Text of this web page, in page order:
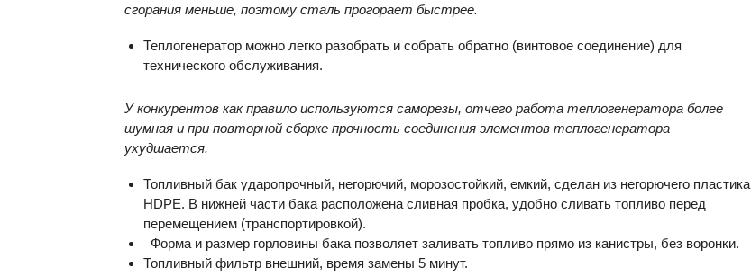
сгорания меньше, поэтому сталь прогорает быстрее.
Теплогенератор можно легко разобрать и собрать обратно (винтовое соединение) для
технического обслуживания.
У конкурентов как правило используются саморезы, отчего работа теплогенератора более
шумная и при повторной сборке прочность соединения элементов теплогенератора
ухудшается.
Топливный бак ударопрочный, негорючий, морозостойкий, емкий, сделан из негорючего пластика
HDPE. В нижней части бака расположена сливная пробка, удобно сливать топливо перед
перемещением (транспортировкой).
Форма и размер горловины бака позволяет заливать топливо прямо из канистры, без воронки.
Топливный фильтр внешний, время замены 5 минут.